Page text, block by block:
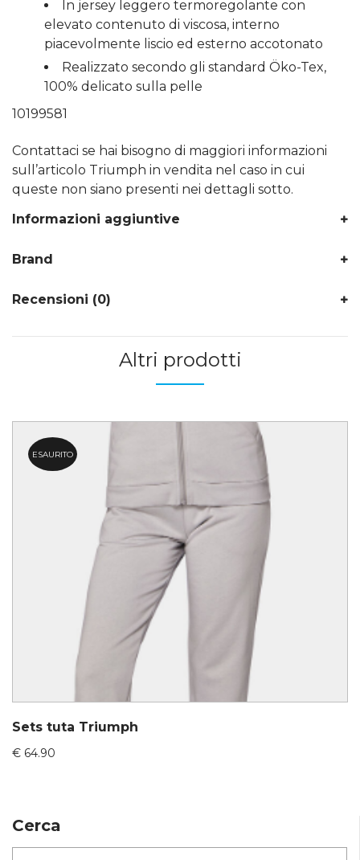
In jersey leggero termoregolante con
elevato contenuto di viscosa, interno
piacevolmente liscio ed esterno accotonato
Realizzato secondo gli standard Öko-Tex,
100% delicato sulla pelle
10199581
Contattaci se hai bisogno di maggiori informazioni
sull’articolo Triumph in vendita nel caso in cui
queste non siano presenti nei dettagli sotto.
Informazioni aggiuntive
Brand
Recensioni (0)
Altri prodotti
ESAURITO
Sets tuta Triumph
€ 64.90
Cerca